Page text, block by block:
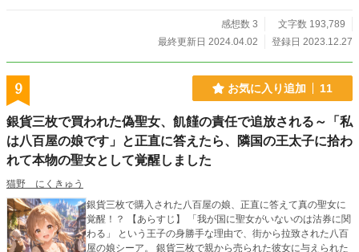
同様のものを掲載しております https://kakuyomu.jp/works/16818023213580314
感想数 3
文字数 193,789
最終更新日 2024.04.02
登録日 2023.12.27
9 お気に入り追加 11
銀貨三枚で買われた偽聖女、飢饉の責任で追放される～「私
は八百屋の娘です」と正直に答えたら、隣国の王太子に拾わ
れて本物の聖女として覚醒しました
猫野 にくきゅう
銀貨三枚で購入された八百屋の娘、正直に答えて真の聖女に
覚醒！？ 【あらすじ】 「我が国に聖女がいないのは沽券に関
わる」 という王子の身勝手な理由で、街から拉致された八百
屋の娘シーア。 銀貨三枚で親から売られた彼女に与えられた